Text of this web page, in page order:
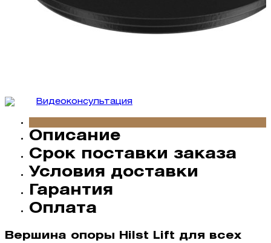
Видеокон­сультация
Описание
Срок поставки заказа
Условия доставки
Гарантия
Оплата
Вершина опоры Hilst Lift для всех